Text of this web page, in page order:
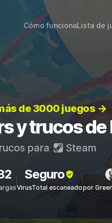
Cómo funcionaLista de
de 3000 juegos →
y trucos
para Steam
Seguro
VirusTotal escaneadopor